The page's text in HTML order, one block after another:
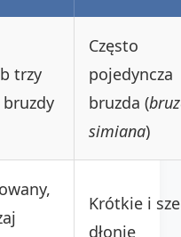
trzy
bruzdy
Często
pojedyncza
bruzda (
simiana)
Krótkie i
dłonie